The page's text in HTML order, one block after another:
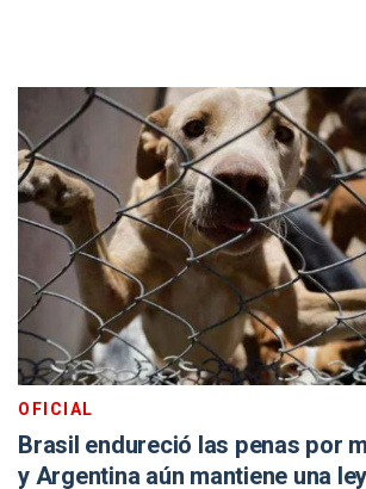
OFICIAL
Brasil endureció las penas por
y Argentina aún mantiene una